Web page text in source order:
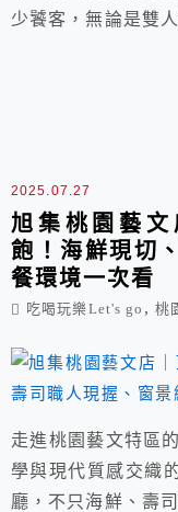
少饕客，無論是雙
餐廳，也能過節過
2025.07.27
旭集桃園藝
飽！海鮮現切
餐環境一次看
吃喝玩樂Let's go , 桃
走進桃園藝文特區
學與現代質感交織
廳，不只海鮮、壽